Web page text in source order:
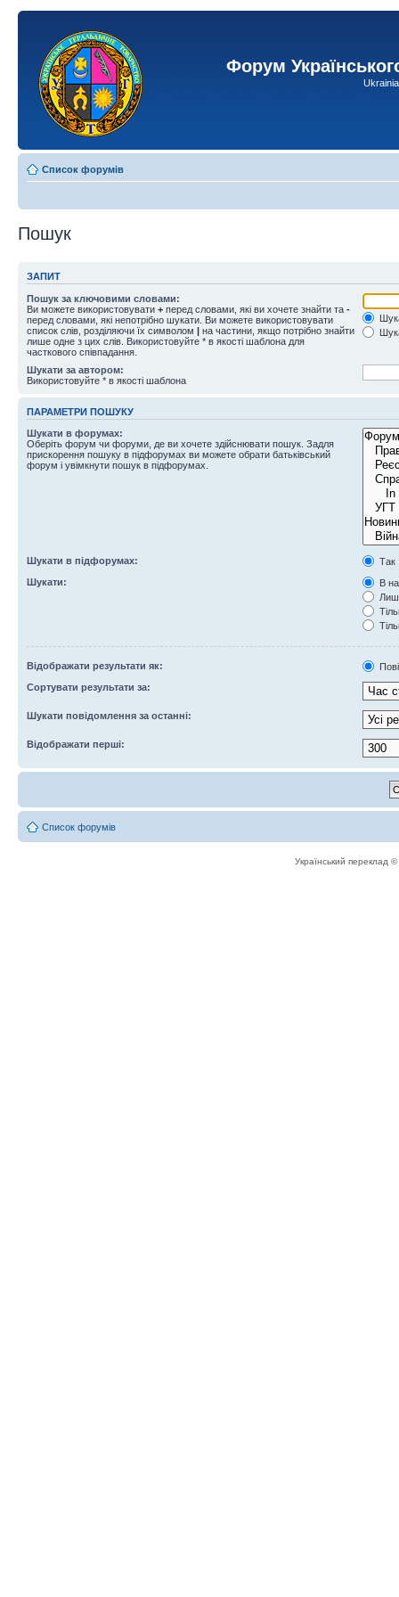
Форум
Список форумів
Пошук
ЗАПИТ
Пошук за ключовими словами:
Ви можете використовувати + перед словами, які ви хочете знайти та -
перед словами, які непотрібно шукати. Ви можете використовувати
список слів, розділяючи їх символом | на частини, якщо потрібно знайти
лише одне з цих слів. Використовуйте * в якості шаблона для
часткового співпадання.
Шукати за автором:
Використовуйте * в якості шаблона
ПАРАМЕТРИ ПОШУКУ
Шукати в форумах:
Оберіть форум чи форуми, де ви хочете здійснювати пошук. Задля
прискорення пошуку в підфорумах ви можете обрати батьківський
форум і увімкнути пошук в підфорумах.
Шукати в підфорумах:
Так
Шукати:
В
Відображати результати як:
Сортувати результати за:
Шукати повідомлення за останні:
Відображати перші:
Список форумів
Український переклад